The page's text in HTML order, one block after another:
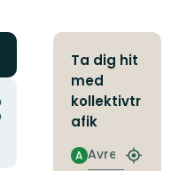
Ta dig hit
med
kollektivtr
afik
Avresa
A
Hitta